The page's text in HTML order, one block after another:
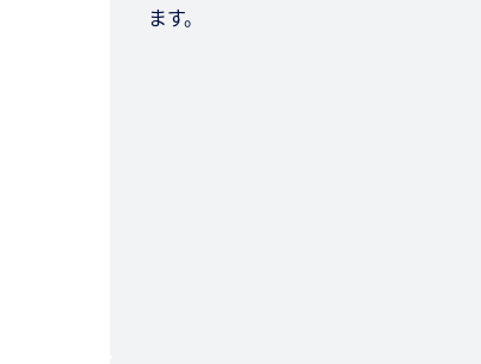
ます。